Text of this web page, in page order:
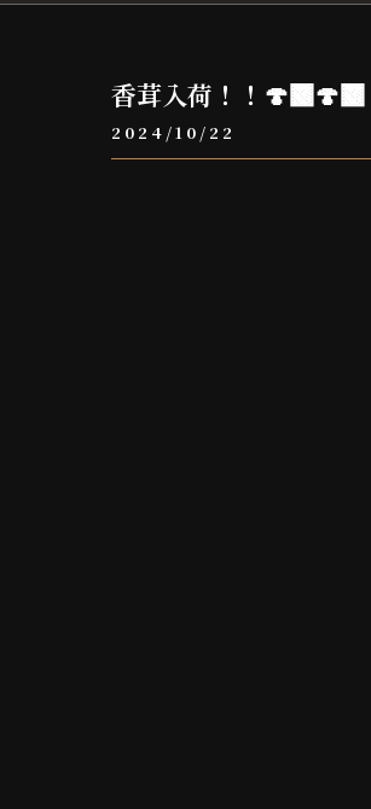
香茸入荷！！🍄‍🟫🍄‍🟫
2024/10/22